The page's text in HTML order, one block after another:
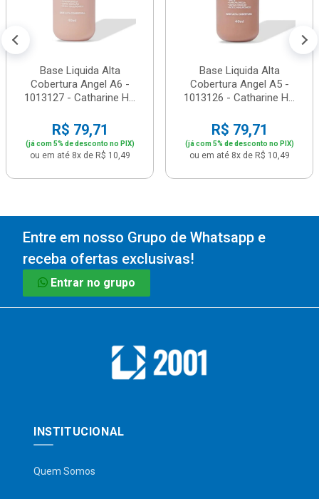
Base Liquida Alta
Cobertura Angel A6 -
1013127 - Catharine H...
R$ 79,71
(já com 5% de desconto no PIX)
ou em até 8x de R$ 10,49
Base Liquida Alta
Cobertura Angel A5 -
1013126 - Catharine H...
R$ 79,71
(já com 5% de desconto no PIX)
ou em até 8x de R$ 10,49
Entre em nosso Grupo de Whatsapp e
receba ofertas exclusivas!
Entrar no grupo
INSTITUCIONAL
Quem Somos